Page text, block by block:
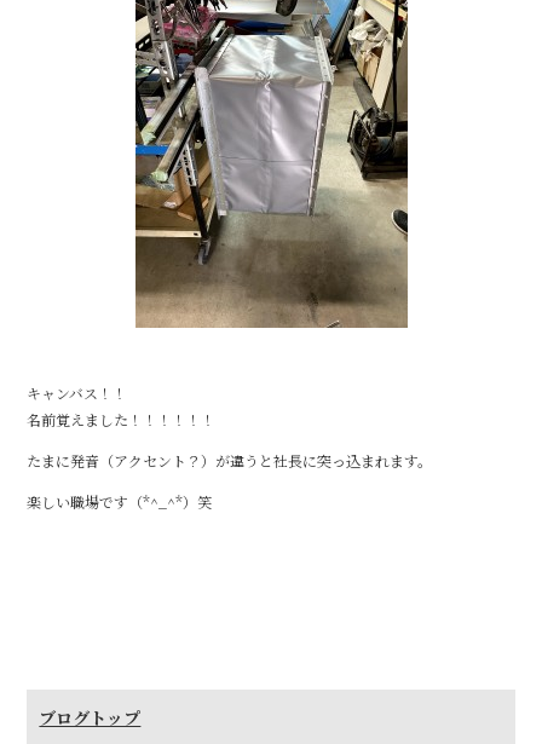
キャンバス！！
名前覚えました！！！！！！
たまに発音（アクセント？）が違うと社長に突っ込まれます。
楽しい職場です（*^_^*）笑
ブログトップ